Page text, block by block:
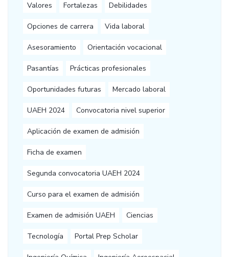
Valores Fortalezas Debilidades
Opciones de carrera Vida laboral
Asesoramiento Orientación vocacional
Pasantías Prácticas profesionales
Oportunidades futuras Mercado laboral
UAEH 2024 Convocatoria nivel superior
Aplicación de examen de admisión
Ficha de examen
Segunda convocatoria UAEH 2024
Curso para el examen de admisión
Examen de admisión UAEH Ciencias
Tecnología Portal Prep Scholar